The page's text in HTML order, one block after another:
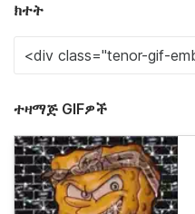
ክተት
ተዛማጅ GIFዎች